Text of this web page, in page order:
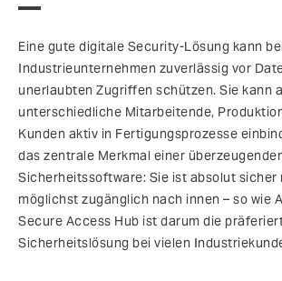
Eine gute digitale Security-Lösung kann
Industrieunternehmen zuverlässig vor
unerlaubten Zugriffen schützen. Sie kann
unterschiedliche Mitarbeitende,
Kunden aktiv in Fertigungsprozesse
das zentrale Merkmal einer
Sicherheitssoftware: Sie ist absolut sicher
möglichst zugänglich nach innen – so wie
Secure Access Hub ist darum die
Sicherheitslösung bei vielen